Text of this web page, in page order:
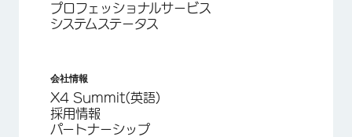
プロフェッショナルサービス
システムステータス
会社情報
X4 Summit(英語)
採用情報
パートナーシップ